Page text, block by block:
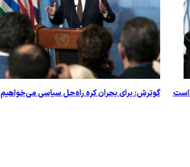
است گوترش: برای بحران کره راه‌حل سیاسی می‌خواهیم